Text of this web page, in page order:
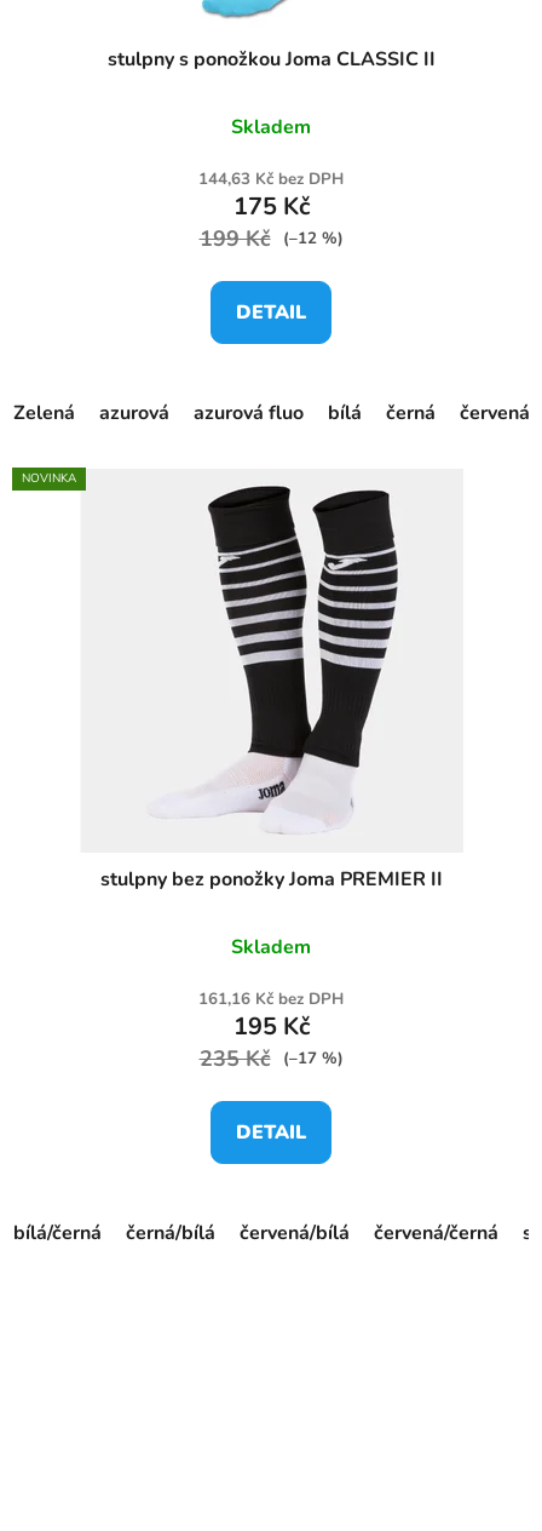
stulpny s ponožkou Joma CLASSIC II
Skladem
144,63 Kč bez DPH
175 Kč
199 Kč (–12 %)
DETAIL
Zelená azurová azurová fluo bílá černá červená
NOVINKA
stulpny bez ponožky Joma PREMIER II
Skladem
161,16 Kč bez DPH
195 Kč
235 Kč (–17 %)
DETAIL
bílá/černá černá/bílá červená/bílá červená/černá